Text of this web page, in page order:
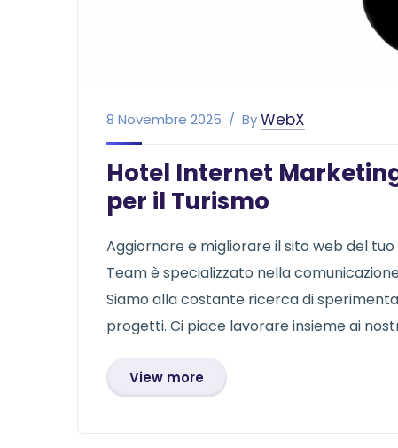
8 Novembre 2025 ByWebX
Hotel Internet
per il Turismo
Aggiornare e migliorare il sito web del
Team è specializzato nella
Siamo alla costante ricerca di
progetti. Ci piace lavorare insieme ai
View more